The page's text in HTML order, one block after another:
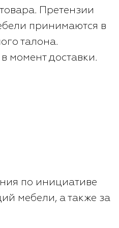
Претензии
принимаются в
талона.
момент доставки.
по инициативе
мебели, а также за